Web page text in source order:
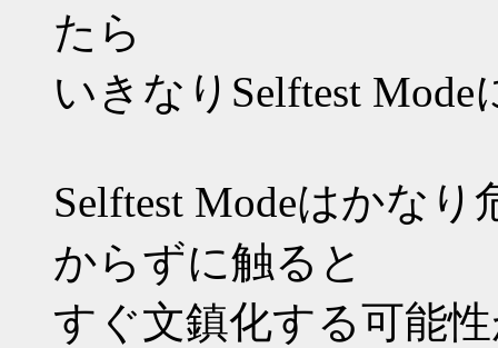
たら
いきなりSelftest
Selftest Modeはかな
からずに触ると
すぐ文鎮化する可能